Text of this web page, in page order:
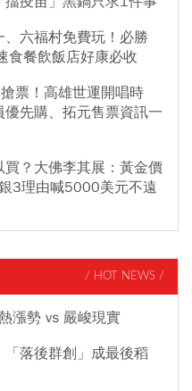
六福村免費玩！必勝
餐飲飯店好康必收
票！高雄世運開唱時
先購、拓元售票資訊一
？大佛李其展：黃金價
3理由喊5000美元不遠
/ HOT NEWS /
漲勢 vs 嚴峻現實
落後群創」成最後稻